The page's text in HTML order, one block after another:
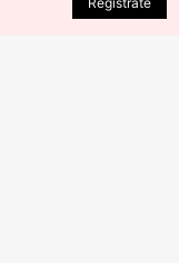
A LA BOLSA